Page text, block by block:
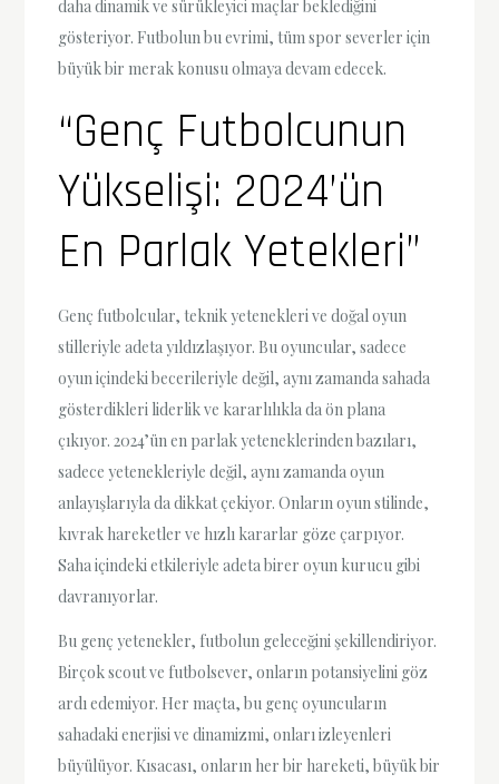
daha dinamik ve sürükleyici maçlar beklediğini
gösteriyor. Futbolun bu evrimi, tüm spor severler için
büyük bir merak konusu olmaya devam edecek.
“Genç Futbolcunun
Yükselişi: 2024’ün
En Parlak Yetekleri”
Genç futbolcular, teknik yetenekleri ve doğal oyun
stilleriyle adeta yıldızlaşıyor. Bu oyuncular, sadece
oyun içindeki becerileriyle değil, aynı zamanda sahada
gösterdikleri liderlik ve kararlılıkla da ön plana
çıkıyor. 2024’ün en parlak yeteneklerinden bazıları,
sadece yetenekleriyle değil, aynı zamanda oyun
anlayışlarıyla da dikkat çekiyor. Onların oyun stilinde,
kıvrak hareketler ve hızlı kararlar göze çarpıyor.
Saha içindeki etkileriyle adeta birer oyun kurucu gibi
davranıyorlar.
Bu genç yetenekler, futbolun geleceğini şekillendiriyor.
Birçok scout ve futbolsever, onların potansiyelini göz
ardı edemiyor. Her maçta, bu genç oyuncuların
sahadaki enerjisi ve dinamizmi, onları izleyenleri
büyülüyor. Kısacası, onların her bir hareketi, büyük bir